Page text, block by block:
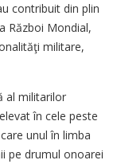
contribuit din plin
Război Mondial,
militare,
al militarilor
în cele peste
unul în limba
pe drumul onoarei